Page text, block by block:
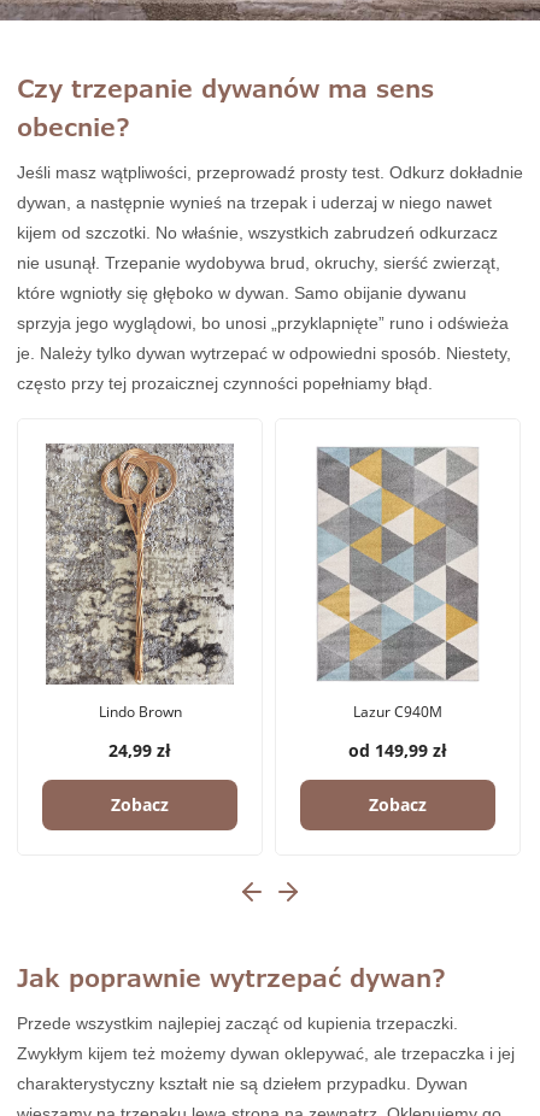
Czy trzepanie dywanów ma sens
obecnie?
Jeśli masz wątpliwości, przeprowadź prosty test. Odkurz dokładnie
dywan, a następnie wynieś na trzepak i uderzaj w niego nawet
kijem od szczotki. No właśnie, wszystkich zabrudzeń odkurzacz
nie usunął. Trzepanie wydobywa brud, okruchy, sierść zwierząt,
które wgniotły się głęboko w dywan. Samo obijanie dywanu
sprzyja jego wyglądowi, bo unosi „przyklapnięte” runo i odświeża
je. Należy tylko dywan wytrzepać w odpowiedni sposób. Niestety,
często przy tej prozaicznej czynności popełniamy błąd.
Lindo Brown
24,99 zł
Zobacz
Lazur C940M
od 149,99 zł
Zobacz
Jak poprawnie wytrzepać dywan?
Przede wszystkim najlepiej zacząć od kupienia trzepaczki.
Zwykłym kijem też możemy dywan oklepywać, ale trzepaczka i jej
charakterystyczny kształt nie są dziełem przypadku. Dywan